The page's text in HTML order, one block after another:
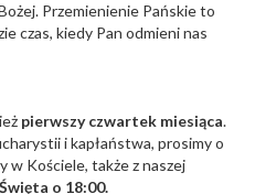
Przemienienie Pańskie to
czas, kiedy Pan odmieni nas
pierwszy czwartek miesiąca.
i kapłaństwa, prosimy o
w Kościele, także z naszej
o 18:00.